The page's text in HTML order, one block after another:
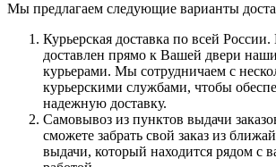
Мы предлагаем следующие варианты
Курьерская доставка по всей России.
доставлен прямо к Вашей двери
курьерами. Мы сотрудничаем с
курьерскими службами, чтобы
надежную доставку.
Самовывоз из пунктов выдачи
сможете забрать свой заказ из
выдачи, который находится рядом с